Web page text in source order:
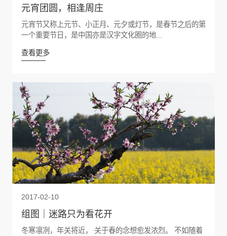
元宵团圆，相逢周庄
元宵节又称上元节、小正月、元夕或灯节，是春节之后的第
一个重要节日，是中国亦是汉字文化圈的地...
查看更多
2017-02-10
组图｜迷路只为看花开
冬寒凛冽，年关将近， 关于春的念想愈发浓烈。 不如随着